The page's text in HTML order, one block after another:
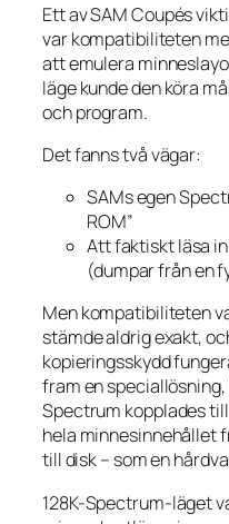
Ett av SAM Coupés
var kompatibiliteten
att emulera
läge kunde den köra
och program.
Det fanns två vägar:
SAMs egen
ROM”
Att faktiskt läsa
(dumpar från en
Men kompatibiliteten
stämde aldrig exakt,
kopieringsskydd
fram en speciallösning,
Spectrum kopplades till
hela minnesinnehållet
till disk – som en
128K-Spectrum-läget